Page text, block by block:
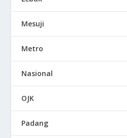
Mesuji
Metro
Nasional
OJK
Padang